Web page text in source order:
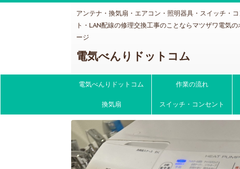
アンテナ・換気扇・エアコン・照明器具・スイッチ・
ト・LAN配線の修理交換工事のことならマツザワ電気
ージ
電気べんりドットコム
電気べんりドットコム 作業の流れ
換気扇 スイッチ・コンセント